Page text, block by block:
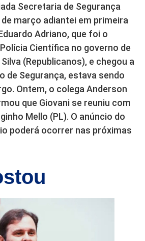
Secretaria de Segurança
de março adiantei em primeira
Adriano, que foi o
Científica no governo de
(Republicanos), e chegou a
de Segurança, estava sendo
Ontem, o colega Anderson
que Giovani se reuniu com
Mello (PL). O anúncio do
poderá ocorrer nas próximas